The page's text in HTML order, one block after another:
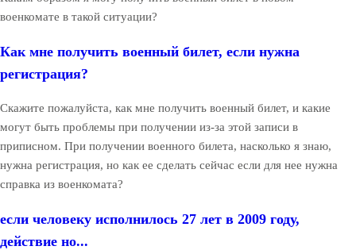
военкомате в такой ситуации?
Как мне получить военный билет, если нужна
регистрация?
Скажите пожалуйста, как мне получить военный билет, и какие
могут быть проблемы при получении из-за этой записи в
приписном. При получении военного билета, насколько я знаю,
нужна регистрация, но как ее сделать сейчас если для нее нужна
справка из военкомата?
если человеку исполнилось 27 лет в 2009 году,
действие но...